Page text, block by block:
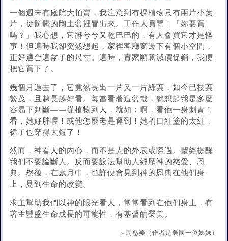
一個週末有庭院大拍賣，我注意到有棵植物只有兩片小葉
片，從骯髒的陶土盆裡冒出來。工作人員問：「妳要買
嗎？」我心想，它髒兮兮又乾巴巴的，有人會買它才是怪
事！但這時我卻突然想起，家裡客廳窗邊下有個小空間，
正好適合這盆子的尺寸。這時，賣家願意減價促銷，我便
把它買下了。
幾個月過去了，它竟然長出一片又一片綠葉，如今已枝葉
繁茂，且越長越好看。每當看著這盆栽，就想起我是多麼
容易下判斷——從植物到人，就如：啊，看他一身刺青！
看，她好胖喔！或他怎麼老是遲到！她的口紅塗的太紅，
裙子也穿得太短了！
然而，神看人的內心，而不是人的外表或際遇。聖經提醒
我們不要論斷人。反而要設法幫助人經歷神的慈愛、恩
典。然後，在歲月中，也許便會見到神的恩典在他們身
上，見到生命的改變。
求主幫助我們以神的眼光看人，常常看到在他們身上，有
著主豐盛生命成長的可能性，有基督的榮美。
～周慈美（作者是美國一位姊妹）